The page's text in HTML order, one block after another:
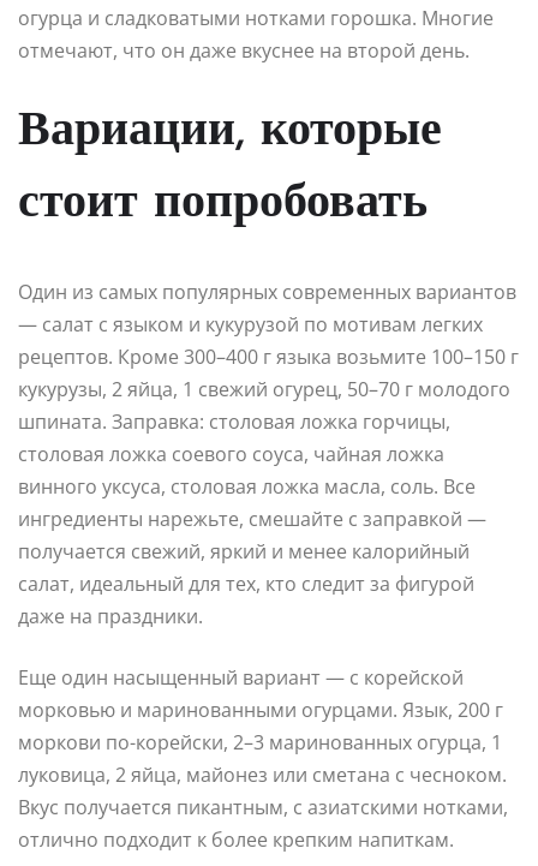
огурца и сладковатыми нотками горошка. Многие
отмечают, что он даже вкуснее на второй день.
Вариации, которые
стоит попробовать
Один из самых популярных современных вариантов
— салат с языком и кукурузой по мотивам легких
рецептов. Кроме 300–400 г языка возьмите 100–150 г
кукурузы, 2 яйца, 1 свежий огурец, 50–70 г молодого
шпината. Заправка: столовая ложка горчицы,
столовая ложка соевого соуса, чайная ложка
винного уксуса, столовая ложка масла, соль. Все
ингредиенты нарежьте, смешайте с заправкой —
получается свежий, яркий и менее калорийный
салат, идеальный для тех, кто следит за фигурой
даже на праздники.
Еще один насыщенный вариант — с корейской
морковью и маринованными огурцами. Язык, 200 г
моркови по-корейски, 2–3 маринованных огурца, 1
луковица, 2 яйца, майонез или сметана с чесноком.
Вкус получается пикантным, с азиатскими нотками,
отлично подходит к более крепким напиткам.